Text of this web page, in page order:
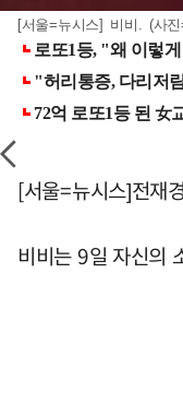
[서울=뉴시스] 비비. (사
[서울=뉴시스]전재
비비는 9일 자신의